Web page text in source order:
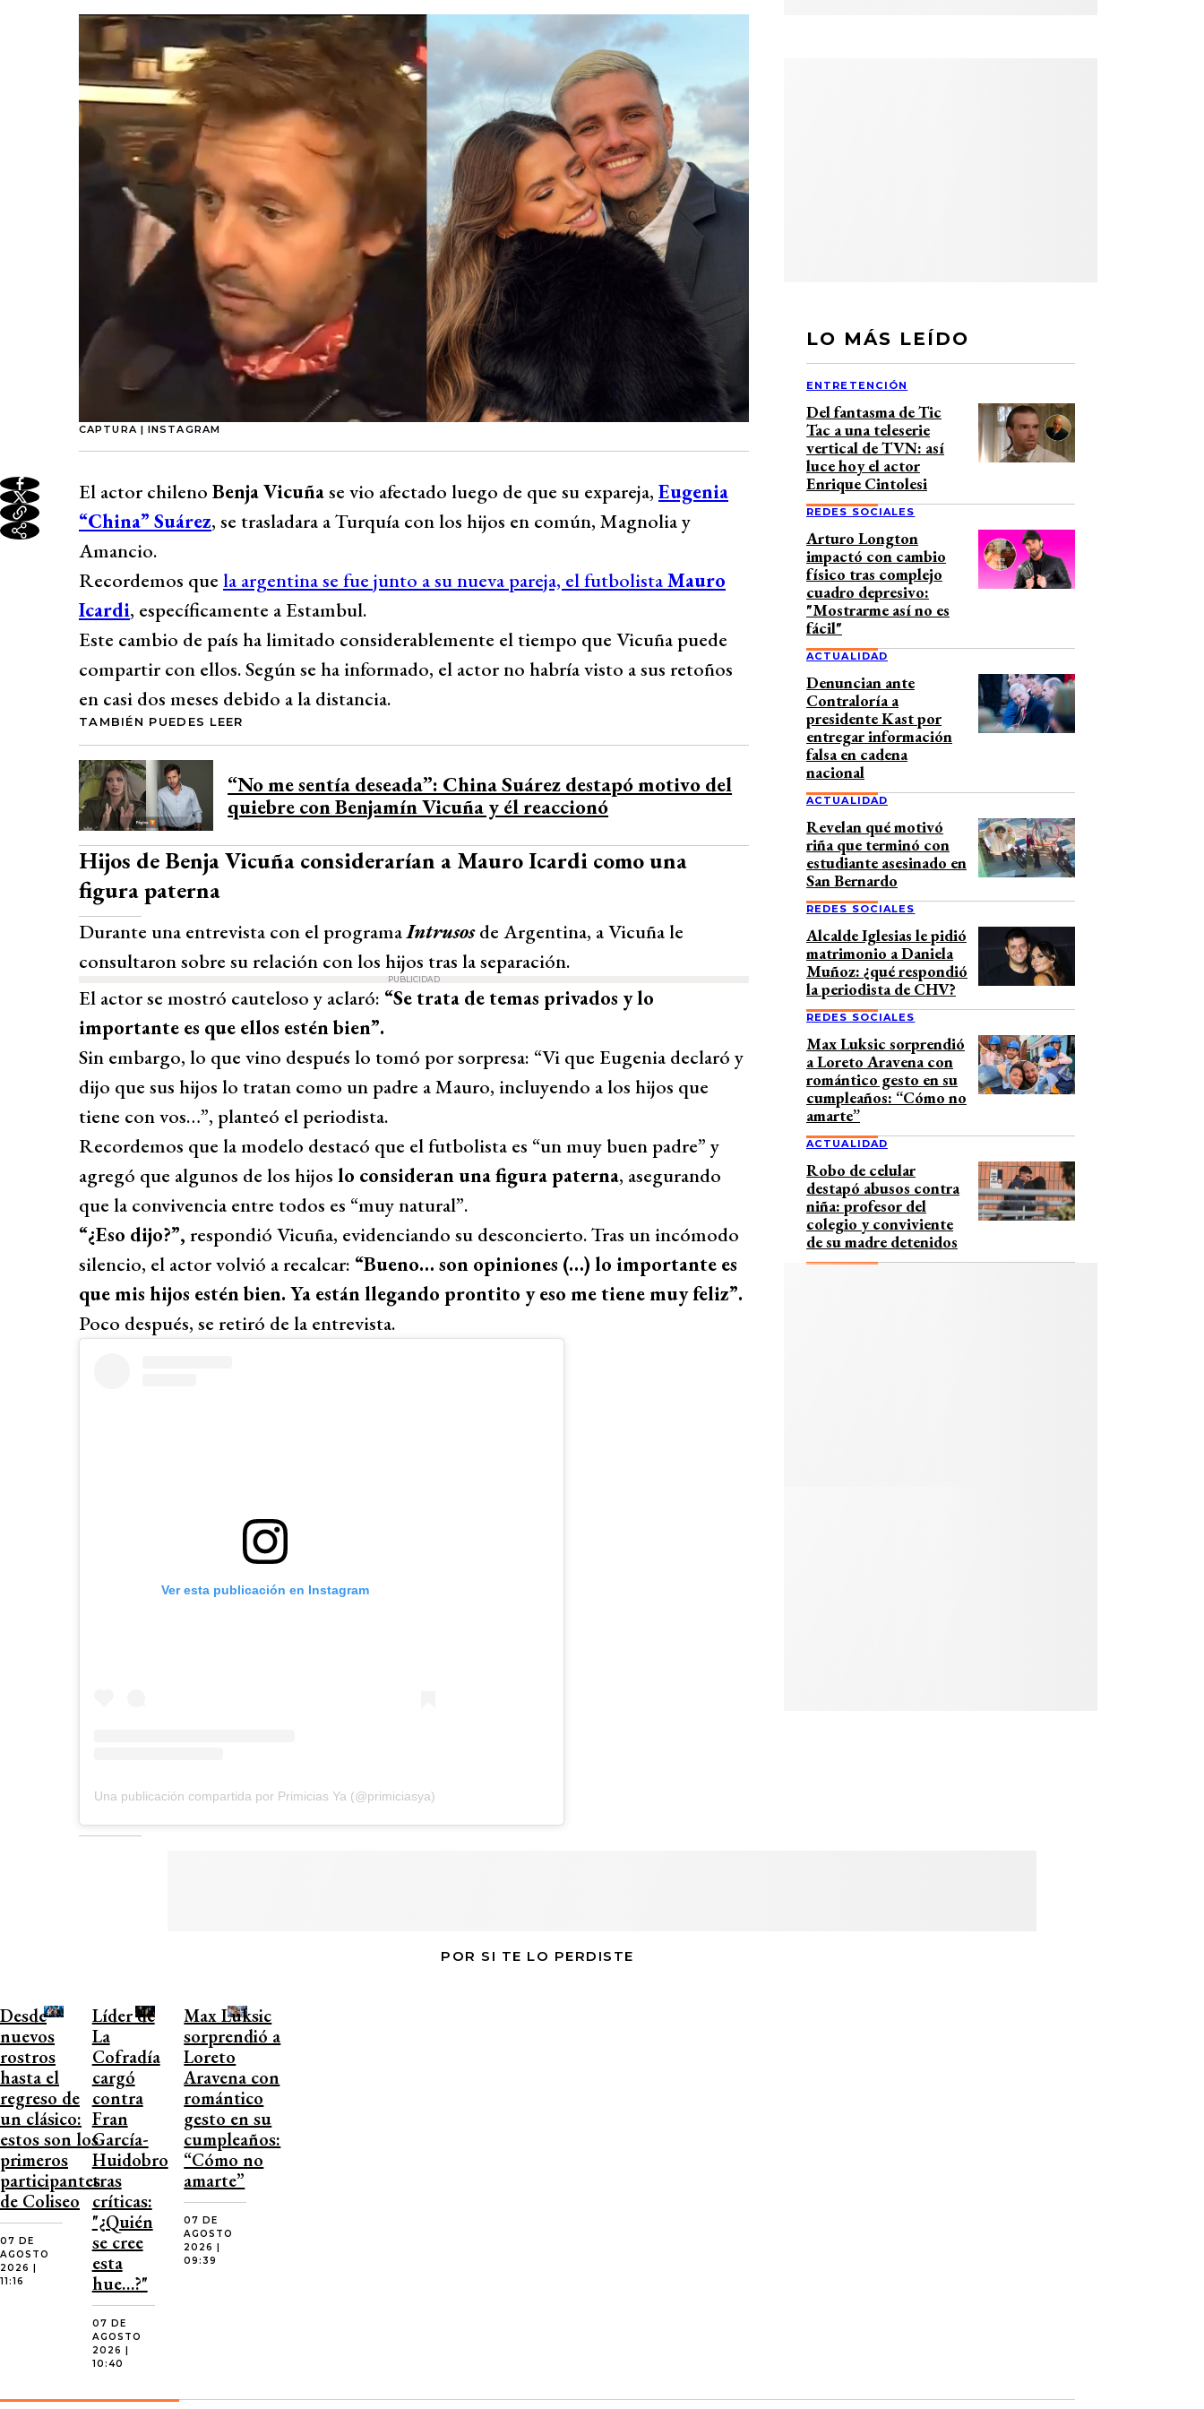
CAPTURA | INSTAGRAM
El actor chileno Benja Vicuñase vio afectado luego de que su expareja, Eugenia
“China” Suárez, se trasladara a Turquía con los hijos en común, Magnolia y
Amancio.
Recordemos que la argentina se fue junto a su nueva pareja, el futbolistaMauro
Icardi, específicamente a Estambul.
Este cambio de país ha limitado considerablemente el tiempo que Vicuña puede
compartir con ellos. Según se ha informado, el actor no habría visto a sus retoños
en casi dos meses debido a la distancia.
TAMBIÉN PUEDES LEER
“No me sentía deseada”: China Suárez destapó motivo del
quiebre con Benjamín Vicuña y él reaccionó
Hijos de Benja Vicuña considerarían a Mauro Icardi como una
figura paterna
Durante una entrevista con el programaIntrusosde Argentina, a Vicuña le
consultaron sobre su relación con los hijos tras la separación.
PUBLICIDAD
El actor se mostró cauteloso y aclaró: “Se trata de temas privados y lo
importante es que ellos estén bien”.
Sin embargo, lo que vino después lo tomó por sorpresa: “Vi que Eugenia declaró y
dijo que sus hijos lo tratan como un padre a Mauro, incluyendo a los hijos que
tiene con vos…”, planteó el periodista.
Recordemos que la modelo destacó que el futbolista es “un muy buen padre” y
agregó que algunos de los hijos lo consideran una figura paterna, asegurando
que la convivencia entre todos es “muy natural”.
“¿Eso dijo?”, respondió Vicuña, evidenciando su desconcierto. Tras un incómodo
silencio, el actor volvió a recalcar: “Bueno… son opiniones (…) lo importante es
que mis hijos estén bien. Ya están llegando prontito y eso me tiene muy feliz”.
Poco después, se retiró de la entrevista.
Ver esta publicación en Instagram
Una publicación compartida por Primicias Ya (@primiciasya)
LO MÁS LEÍDO
ENTRETENCIÓN
Del fantasma de Tic
Tac a una teleserie
vertical de TVN: así
luce hoy el actor
Enrique Cintolesi
REDES SOCIALES
Arturo Longton
impactó con cambio
físico tras complejo
cuadro depresivo:
"Mostrarme así no es
fácil"
ACTUALIDAD
Denuncian ante
Contraloría a
presidente Kast por
entregar información
falsa en cadena
nacional
ACTUALIDAD
Revelan qué motivó
riña que terminó con
estudiante asesinado en
San Bernardo
REDES SOCIALES
Alcalde Iglesias le pidió
matrimonio a Daniela
Muñoz: ¿qué respondió
la periodista de CHV?
REDES SOCIALES
Max Luksic sorprendió
a Loreto Aravena con
romántico gesto en su
cumpleaños: “Cómo no
amarte”
ACTUALIDAD
Robo de celular
destapó abusos contra
niña: profesor del
colegio y conviviente
de su madre detenidos
POR SI TE LO PERDISTE
Desde
nuevos
rostros
hasta el
regreso de
un clásico:
estos son los
primeros
participantes
de Coliseo
07 DE
AGOSTO
2026 |
11:16
Líder de
La
Cofradía
cargó
contra
Fran
García-
Huidobro
tras
críticas:
"¿Quién
se cree
esta
hue…?"
07 DE
AGOSTO
2026 |
10:40
Max Luksic
sorprendió a
Loreto
Aravena con
romántico
gesto en su
cumpleaños:
“Cómo no
amarte”
07 DE
AGOSTO
2026 |
09:39